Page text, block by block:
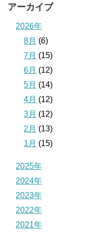
アーカイブ
2026年
8月 (6)
7月 (15)
6月 (12)
5月 (14)
4月 (12)
3月 (12)
2月 (13)
1月 (15)
2025年
2024年
2023年
2022年
2021年